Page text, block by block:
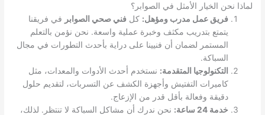
لماذا نحن الخيار الأمثل في الصوابر؟
فريق عمل مدرب ومؤهل: كلفني صحي الصوابر في فريقنا
يتمتع بتدريب مكثف وخبرة عملية واسعة. نحن نؤمن بالتعلم
المستمر لضمان أن فنيينا على دراية بأحدث التطورات في مجال
السباكة.
التكنولوجيا المتقدمة: نستخدم أحدث الأدوات والمعدات، مثل
كاميرات التفتيش وأجهزة الكشف عن التسربات، لتقديم حلول
دقيقة وفعالة بأقل قدر من الإزعاج.
خدمة 24 ساعة:
نحن ندرك أن مشاكل السباكة لا تنتظر. لذلك،